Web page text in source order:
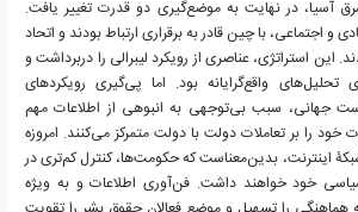
آسیا، در نهایت به موضع‌گیری دو قدرت تغییر یافت.
و اجتماعی، با چین قادر به برقراری ارتباط بودند و اتحاد
این استراتژی، عناصری از رویکرد لیبرالی را دربرداشت و
واقع‌گرایانه بود. اما پی‌گیری رویکردهای
جهانی، سبب بی‌توجهی به انبوهی از اطلاعات مهم
خود را بر تعاملات دولت با دولت متمرکز می‌کنند. امروزه
اینترنت، بدین‌معناست که حکومت‌ها، کنترل کم‌تری در
سیاسی خود خواهند داشت. فن‌آوری اطلاعات و به ویژه